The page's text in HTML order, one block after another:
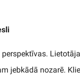
jebkādā nozarē.